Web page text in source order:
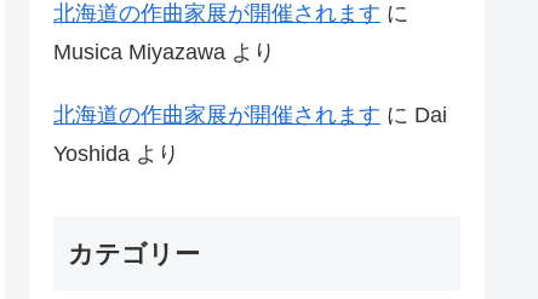
北海道の作曲家展が開催されます に
Musica Miyazawa より
北海道の作曲家展が開催されます に Dai
Yoshida より
カテゴリー